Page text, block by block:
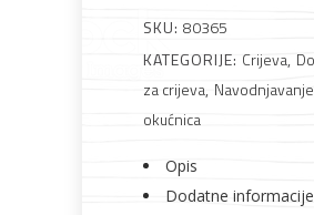
timerom
ABS
količina
SKU: 80365
KATEGORIJE: Crijeva,
za crijeva, Navodnjavanje
okućnica
Opis
Dodatne informacije